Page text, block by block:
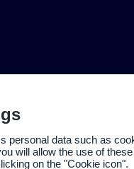
personal data such as
will allow the use of
on the "Cookie icon".